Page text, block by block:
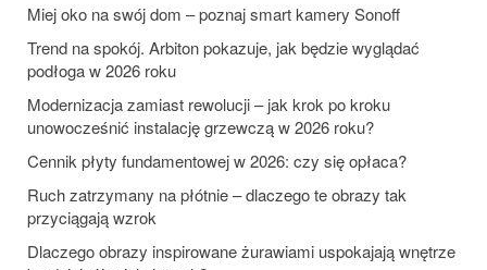
Miej oko na swój dom – poznaj smart kamery Sonoff
Trend na spokój. Arbiton pokazuje, jak będzie wyglądać
podłoga w 2026 roku
Modernizacja zamiast rewolucji – jak krok po kroku
unowocześnić instalację grzewczą w 2026 roku?
Cennik płyty fundamentowej w 2026: czy się opłaca?
Ruch zatrzymany na płótnie – dlaczego te obrazy tak
przyciągają wzrok
Dlaczego obrazy inspirowane żurawiami uspokajają wnętrze